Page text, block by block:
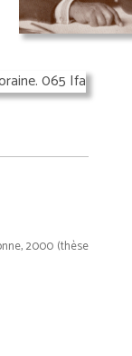
2000 (thèse